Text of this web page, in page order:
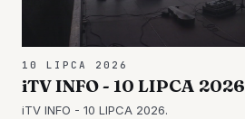
10 LIPCA 2026
iTV INFO - 10 LIPCA 2026
iTV INFO - 10 LIPCA 2026.